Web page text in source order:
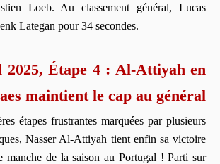
Loeb. Au classement général, Lucas
Lategan pour 34 secondes.
2025, Étape 4 : Al-Attiyah en
maintient le cap au général
étapes frustrantes marquées par plusieurs
Nasser Al-Attiyah tient enfin sa victoire
manche de la saison au Portugal ! Parti sur